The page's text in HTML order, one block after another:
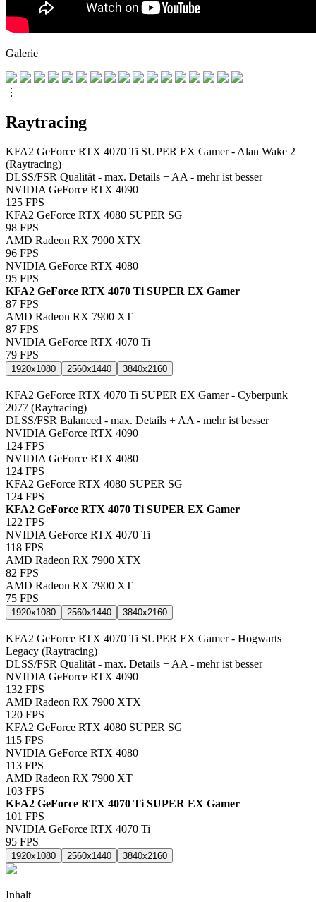
Galerie
⋮
Raytracing
KFA2 GeForce RTX 4070 Ti SUPER EX Gamer - Alan Wake 2
(Raytracing)
DLSS/FSR Qualität - max. Details + AA - mehr ist besser
NVIDIA GeForce RTX 4090
125 FPS
KFA2 GeForce RTX 4080 SUPER SG
98 FPS
AMD Radeon RX 7900 XTX
96 FPS
NVIDIA GeForce RTX 4080
95 FPS
KFA2 GeForce RTX 4070 Ti SUPER EX Gamer
87 FPS
AMD Radeon RX 7900 XT
87 FPS
NVIDIA GeForce RTX 4070 Ti
79 FPS
1920x1080 2560x1440 3840x2160
KFA2 GeForce RTX 4070 Ti SUPER EX Gamer - Cyberpunk
2077 (Raytracing)
DLSS/FSR Balanced - max. Details + AA - mehr ist besser
NVIDIA GeForce RTX 4090
124 FPS
NVIDIA GeForce RTX 4080
124 FPS
KFA2 GeForce RTX 4080 SUPER SG
124 FPS
KFA2 GeForce RTX 4070 Ti SUPER EX Gamer
122 FPS
NVIDIA GeForce RTX 4070 Ti
118 FPS
AMD Radeon RX 7900 XTX
82 FPS
AMD Radeon RX 7900 XT
75 FPS
1920x1080 2560x1440 3840x2160
KFA2 GeForce RTX 4070 Ti SUPER EX Gamer - Hogwarts
Legacy (Raytracing)
DLSS/FSR Qualität - max. Details + AA - mehr ist besser
NVIDIA GeForce RTX 4090
132 FPS
AMD Radeon RX 7900 XTX
120 FPS
KFA2 GeForce RTX 4080 SUPER SG
115 FPS
NVIDIA GeForce RTX 4080
113 FPS
AMD Radeon RX 7900 XT
103 FPS
KFA2 GeForce RTX 4070 Ti SUPER EX Gamer
101 FPS
NVIDIA GeForce RTX 4070 Ti
95 FPS
1920x1080 2560x1440 3840x2160
Inhalt